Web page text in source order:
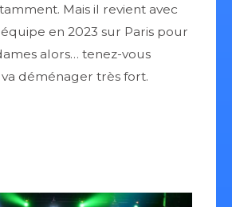
Mais il revient avec
en 2023 sur Paris pour
alors… tenez-vous
déménager très fort.